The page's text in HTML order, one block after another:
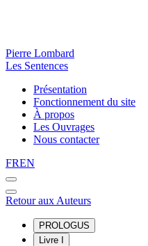
Pierre Lombard
Les Sentences
Présentation
Fonctionnement du site
À propos
Les Ouvrages
Nous contacter
FREN
Retour aux Auteurs
PROLOGUS
Livre I